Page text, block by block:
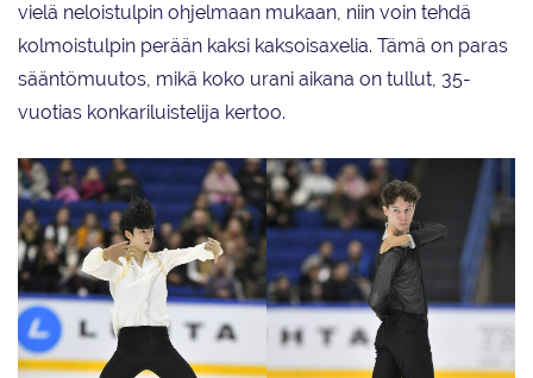
vielä neloistulpin ohjelmaan mukaan, niin voin tehdä
kolmoistulpin perään kaksi kaksoisaxelia. Tämä on paras
sääntömuutos, mikä koko urani aikana on tullut, 35-
vuotias konkariluistelija kertoo.